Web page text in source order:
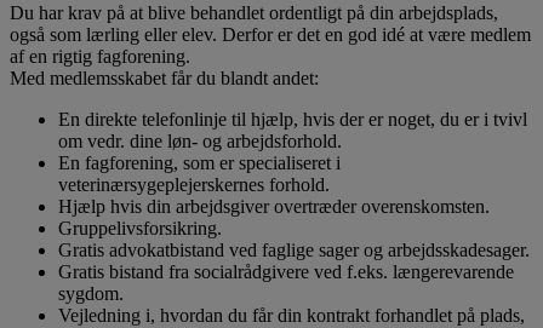
Du har krav på at blive behandlet ordentligt på din arbejdsplads,
også som lærling eller elev. Derfor er det en god idé at være medlem
af en rigtig fagforening.
Med medlemsskabet får du blandt andet:
En direkte telefonlinje til hjælp, hvis der er noget, du er i tvivl
om vedr. dine løn- og arbejdsforhold.
En fagforening, som er specialiseret i
veterinærsygeplejerskernes forhold.
Hjælp hvis din arbejdsgiver overtræder overenskomsten.
Gruppelivsforsikring.
Gratis advokatbistand ved faglige sager og arbejdsskadesager.
Gratis bistand fra socialrådgivere ved f.eks. længerevarende
sygdom.
Vejledning i, hvordan du får din kontrakt forhandlet på plads,